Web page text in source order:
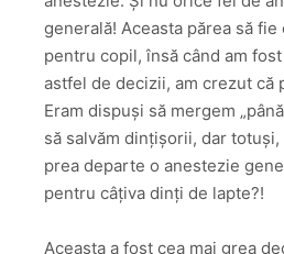
generală! Aceasta părea să
pentru copil, însă când am
astfel de decizii, am crezut că
Eram dispuși să mergem
să salvăm dințișorii, dar
prea departe o anestezie
pentru câțiva dinți de lapte?!
Aceasta a fost cea mai grea